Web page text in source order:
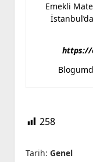
Emekli
https://
258
Tarih: Genel